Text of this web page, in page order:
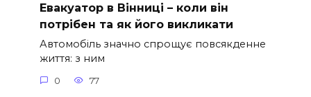
Евакуатор в Вінниці – коли він
потрібен та як його викликати
Автомобіль значно спрощує повсякденне
життя: з ним
0 77